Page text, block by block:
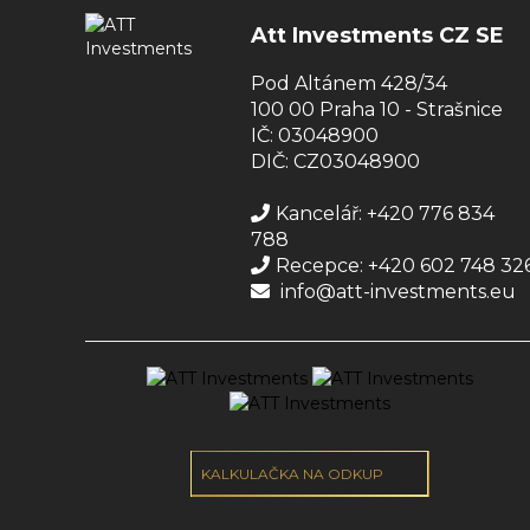
Att Investments CZ SE
Pod Altánem 428/34
100 00 Praha 10 - Strašnice
IČ: 03048900
DIČ: CZ03048900
Kancelář: +420 776 834
788
Recepce: +420 602 748
info@att-investments.eu
KALKULAČKA NA ODKUP